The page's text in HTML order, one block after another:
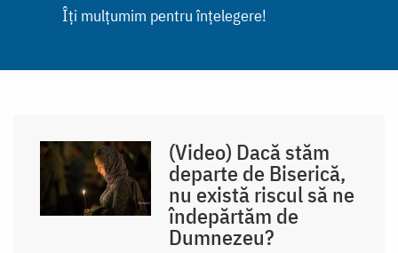
Îți mulțumim pentru înțelegere!
(Video) Dacă stăm
departe de Biserică,
nu există riscul să ne
îndepărtăm de
Dumnezeu?